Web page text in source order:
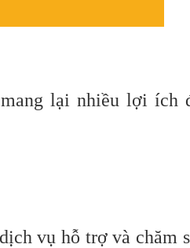
lại nhiều lợi ích
vụ hỗ trợ và chăm